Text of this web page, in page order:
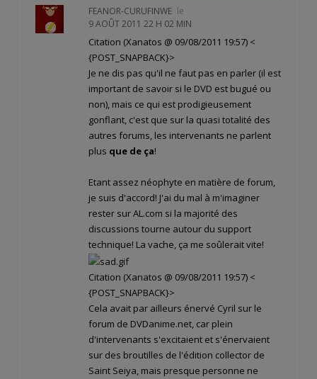
FEANOR-CURUFINWE le
9 AOÛT 2011 22 H 02 MIN
Citation (Xanatos @ 09/08/2011 19:57) <
{POST_SNAPBACK}>
Je ne dis pas qu'il ne faut pas en parler (il est
important de savoir si le DVD est bugué ou
non), mais ce qui est prodigieusement
gonflant, c'est que sur la quasi totalité des
autres forums, les intervenants ne parlent
plus que de ça!
Etant assez néophyte en matière de forum,
je suis d'accord! J'ai du mal à m'imaginer
rester sur AL.com si la majorité des
discussions tourne autour du support
technique! La vache, ça me soûlerait vite!
Citation (Xanatos @ 09/08/2011 19:57) <
{POST_SNAPBACK}>
Cela avait par ailleurs énervé Cyril sur le
forum de DVDanime.net, car plein
d'intervenants s'excitaient et s'énervaient
sur des broutilles de l'édition collector de
Saint Seiya, mais presque personne ne